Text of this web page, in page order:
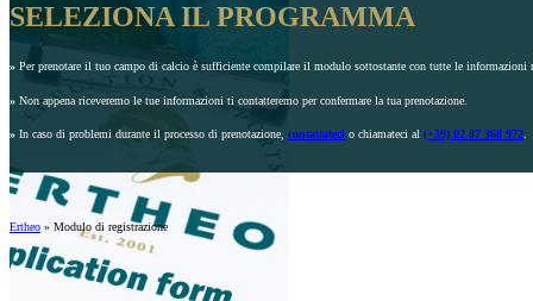
SELEZIONA IL PROGRAMMA
» Per prenotare il tuo campo di calcio è sufficiente compilare il modulo sottostante con tutte le informazioni
» Non appena riceveremo le tue informazioni ti contatteremo per confermare la tua prenotazione.
» In caso di problemi durante il processo di prenotazione, contattateci o chiamateci al (+39) 02 87 368 972
Ertheo » Modulo di registrazione